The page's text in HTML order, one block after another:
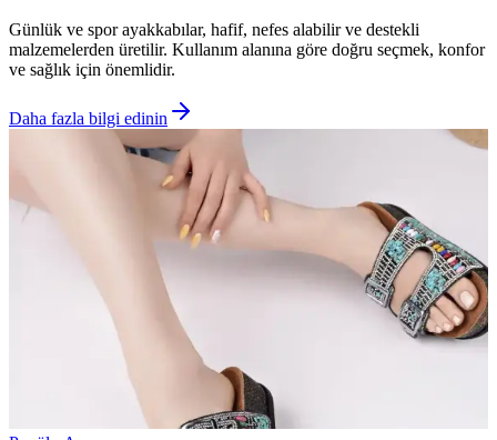
Günlük ve spor ayakkabılar, hafif, nefes alabilir ve destekli
malzemelerden üretilir. Kullanım alanına göre doğru seçmek, konfor
ve sağlık için önemlidir.
Daha fazla bilgi edinin